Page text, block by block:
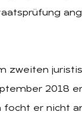
zweiten
2018
er nicht